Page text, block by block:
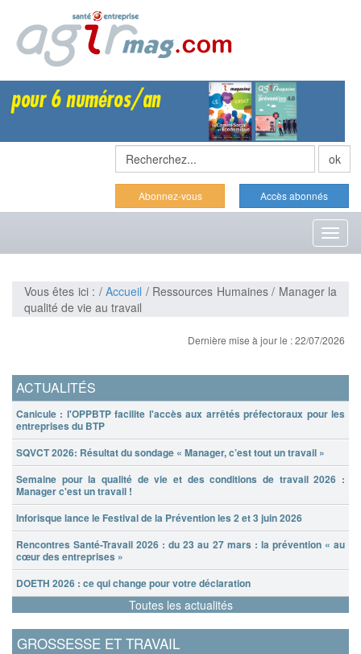
Abonnez-vous Accès abonnés
Vous êtes ici : /Accueil / Ressources Humaines / Manager la
qualité de vie au travail
Dernière mise à jour le : 22/07/2026
ACTUALITÉS
Canicule : l'OPPBTP facilite l'accès aux arrêtés préfectoraux pour les
entreprises du BTP
SQVCT 2026: Résultat du sondage « Manager, c’est tout un travail »
Semaine pour la qualité de vie et des conditions de travail 2026 :
Manager c'est un travail !
Inforisque lance le Festival de la Prévention les 2 et 3 juin 2026
Rencontres Santé-Travail 2026 : du 23 au 27 mars : la prévention « au
cœur des entreprises »
DOETH 2026 : ce qui change pour votre déclaration
Toutes les actualités
GROSSESSE ET TRAVAIL